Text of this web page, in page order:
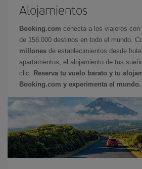
Alojamientos
Booking.com conecta a los viajeros
de 158.000 destinos en todo el mundo.
millones de establecimientos desde
apartamentos, el alojamiento de tus
clic.
Reserva tu vuelo barato y tu
Booking.com y experimenta el mundo.